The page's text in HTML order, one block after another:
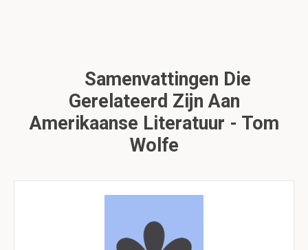
Samenvattingen Die
Gerelateerd Zijn Aan
Amerikaanse Literatuur - Tom
Wolfe